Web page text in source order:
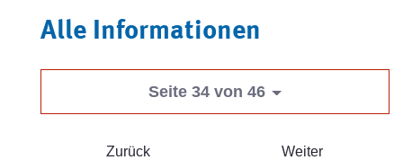
Alle Informationen
Seite 34 von 46
Zurück Weiter